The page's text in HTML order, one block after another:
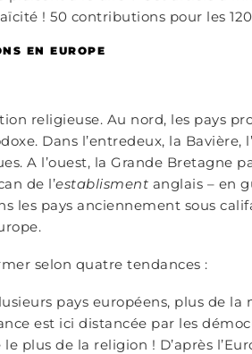
! 50 contributions pour les
EN EUROPE
religieuse. Au nord, les pays
Dans l’entredeux, la Bavière,
A l’ouest, la Grande Bretagne
de l’establisment anglais – en
les pays anciennement sous
selon quatre tendances :
pays européens, plus de
est ici distancée par les
plus de la religion ! D’après